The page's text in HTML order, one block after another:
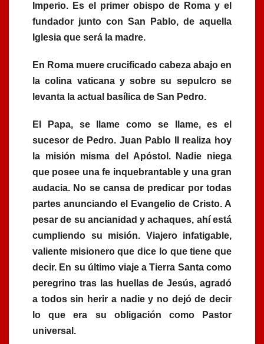
Imperio. Es el primer obispo de Roma y el
fundador junto con San Pablo, de aquella
Iglesia que será la madre.
En Roma muere crucificado cabeza abajo en
la colina vaticana y sobre su sepulcro se
levanta la actual basílica de San Pedro.
El Papa, se llame como se llame, es el
sucesor de Pedro. Juan Pablo II realiza hoy
la misión misma del Apóstol. Nadie niega
que posee una fe inquebrantable y una gran
audacia. No se cansa de predicar por todas
partes anunciando el Evangelio de Cristo. A
pesar de su ancianidad y achaques, ahí está
cumpliendo su misión. Viajero infatigable,
valiente misionero que dice lo que tiene que
decir. En su último viaje a Tierra Santa como
peregrino tras las huellas de Jesús, agradó
a todos sin herir a nadie y no dejó de decir
lo que era su obligación como Pastor
universal.